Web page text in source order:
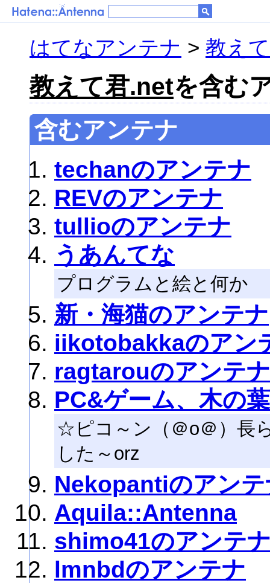
はてなアンテナ > 教え
教えて君.netを含む
含むアンテナ
techanのアンテナ
REVのアンテナ
tullioのアンテナ
うあんてな
プログラムと絵と何か
新・海猫のアンテナ
iikotobakkaのアン
ragtarouのアンテナ
PC&ゲーム、木の
☆ピコ～ン（＠o＠）長
した～orz
Nekopantiのアンテ
Aquila::Antenna
shimo41のアンテ
lmnbdのアンテナ